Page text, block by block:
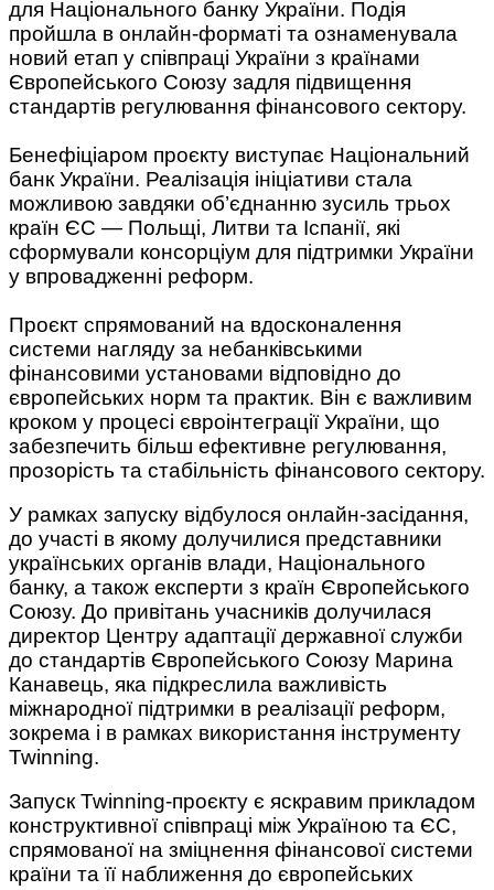
для Національного банку України. Подія
пройшла в онлайн-форматі та ознаменувала
новий етап у співпраці України з країнами
Європейського Союзу задля підвищення
стандартів регулювання фінансового сектору.
Бенефіціаром проєкту виступає Національний
банк України. Реалізація ініціативи стала
можливою завдяки об’єднанню зусиль трьох
країн ЄС — Польщі, Литви та Іспанії, які
сформували консорціум для підтримки України
у впровадженні реформ.
Проєкт спрямований на вдосконалення
системи нагляду за небанківськими
фінансовими установами відповідно до
європейських норм та практик. Він є важливим
кроком у процесі євроінтеграції України, що
забезпечить більш ефективне регулювання,
прозорість та стабільність фінансового сектору.
У рамках запуску відбулося онлайн-засідання,
до участі в якому долучилися представники
українських органів влади, Національного
банку, а також експерти з країн Європейського
Союзу. До привітань учасників долучилася
директор Центру адаптації державної служби
до стандартів Європейського Союзу Марина
Канавець, яка підкреслила важливість
міжнародної підтримки в реалізації реформ,
зокрема і в рамках використання інструменту
Twinning.
Запуск Twinning-проєкту є яскравим прикладом
конструктивної співпраці між Україною та ЄС,
спрямованої на зміцнення фінансової системи
країни та її наближення до європейських